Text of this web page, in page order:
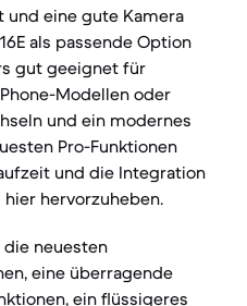
und eine gute Kamera
als passende Option
gut geeignet für
Modellen oder
und ein modernes
Pro-Funktionen
und die Integration
hervorzuheben.
die neuesten
eine überragende
ein flüssigeres